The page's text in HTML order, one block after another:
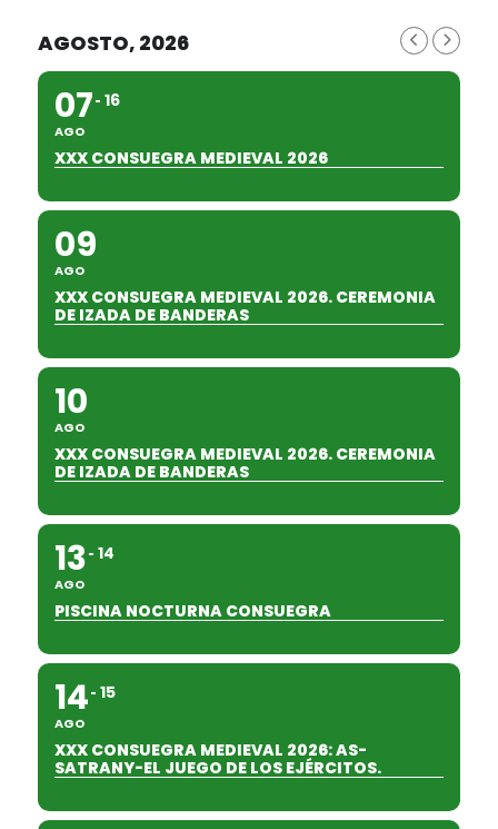
AGOSTO, 2026
07
AGO
16
XXX CONSUEGRA MEDIEVAL 2026
09
AGO
XXX CONSUEGRA MEDIEVAL 2026. CEREMONIA
DE IZADA DE BANDERAS
10
AGO
XXX CONSUEGRA MEDIEVAL 2026. CEREMONIA
DE IZADA DE BANDERAS
13
AGO
14
PISCINA NOCTURNA CONSUEGRA
14
AGO
15
XXX CONSUEGRA MEDIEVAL 2026: AS-
SATRANY-EL JUEGO DE LOS EJÉRCITOS.